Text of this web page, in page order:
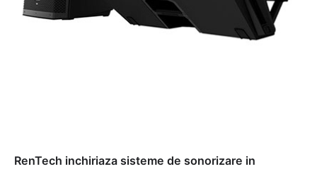
RenTech inchiriaza sisteme de sonorizare in